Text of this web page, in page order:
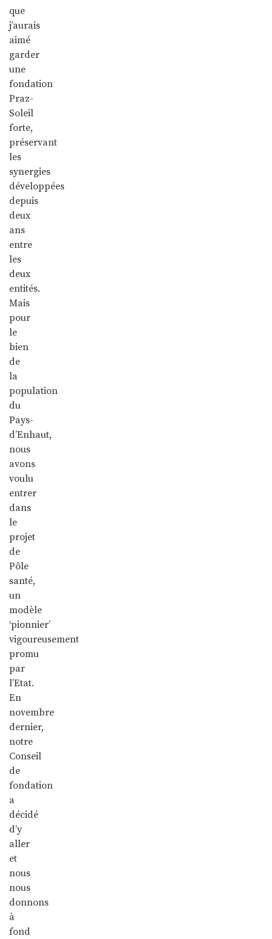
que
j’aurais
aimé
garder
une
fondation
Praz-
Soleil
forte,
préservant
les
synergies
développées
depuis
deux
ans
entre
les
deux
entités.
Mais
pour
le
bien
de
la
population
du
Pays-
d’Enhaut,
nous
avons
voulu
entrer
dans
le
projet
de
Pôle
santé,
un
modèle
‘pionnier’
vigoureusement
promu
par
l’Etat.
En
novembre
dernier,
notre
Conseil
de
fondation
a
décidé
d’y
aller
et
nous
nous
donnons
à
fond